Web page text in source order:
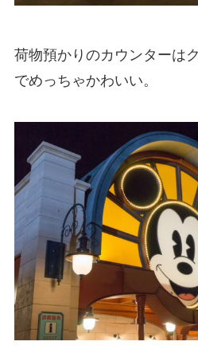
荷物預かりのカウンターは
でめっちゃかわいい。